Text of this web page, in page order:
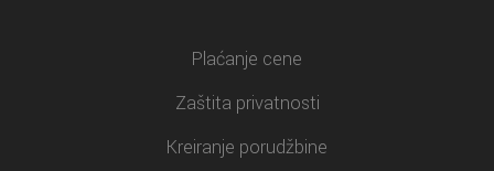
Plaćanje cene
Zaštita privatnosti
Kreiranje porudžbine